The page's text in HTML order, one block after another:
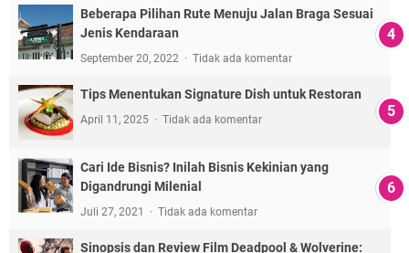
Beberapa Pilihan Rute Menuju Jalan Braga Sesuai
Jenis Kendaraan
September 20, 2022 Tidak ada komentar
Tips Menentukan Signature Dish untuk Restoran
April 11, 2025 Tidak ada komentar
Cari Ide Bisnis? Inilah Bisnis Kekinian yang
Digandrungi Milenial
Juli 27, 2021 Tidak ada komentar
Sinopsis dan Review Film Deadpool & Wolverine: